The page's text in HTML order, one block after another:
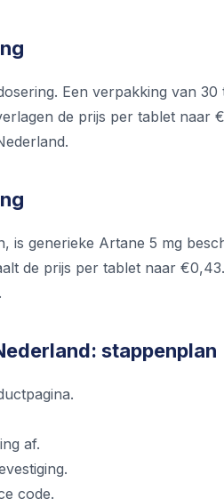
Een verpakking van
de prijs per tablet naar
is generieke Artane 5 mg
de prijs per tablet naar
stappenplan
af.
code.